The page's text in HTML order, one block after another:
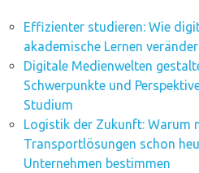
Effizienter studieren: Wie
akademische Lernen
Digitale Medienwelten
Schwerpunkte und
Studium
Logistik der Zukunft: Warum
Transportlösungen schon
Unternehmen bestimmen